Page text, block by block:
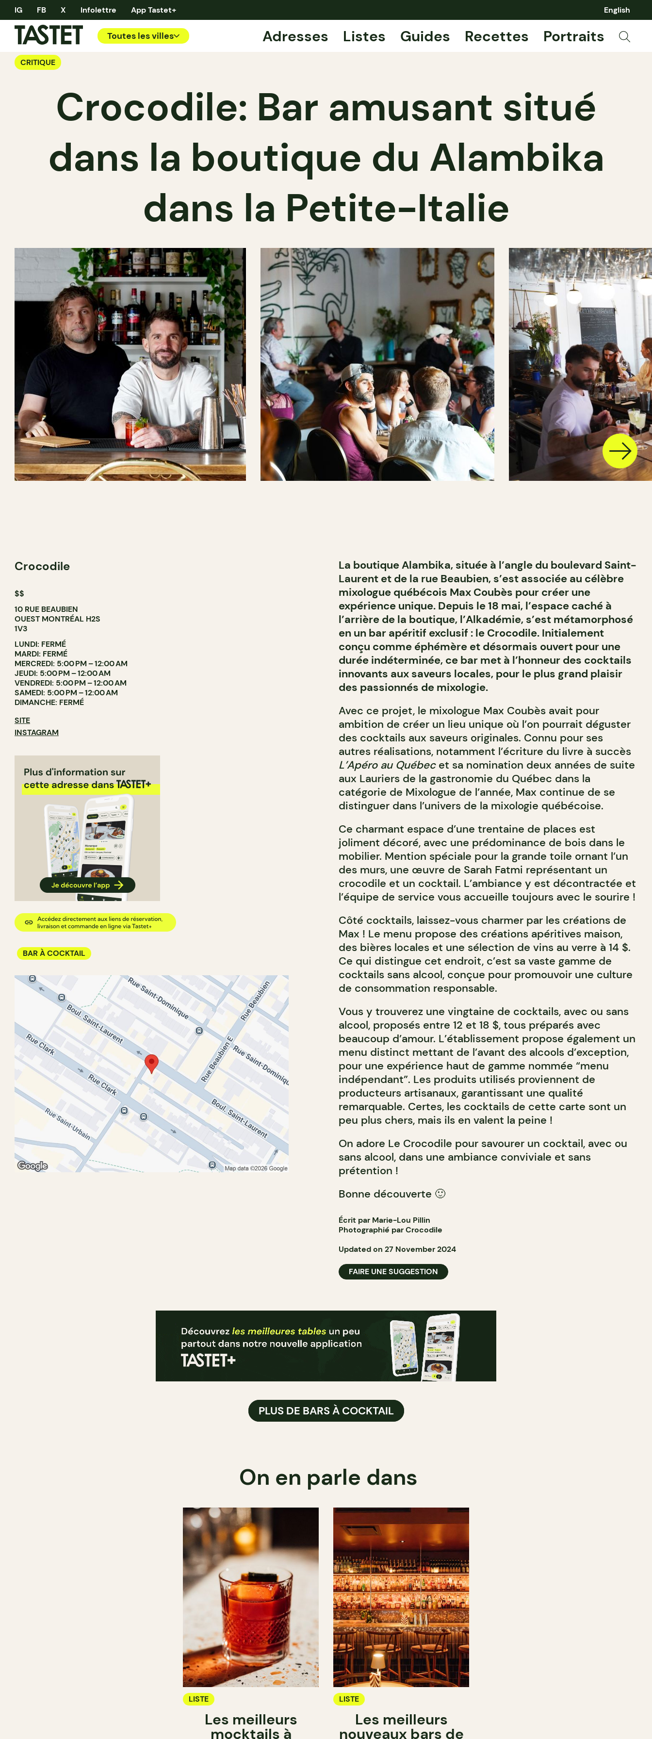
IG FB X Infolettre App Tastet+ English
Toutes les villes Adresses Listes Guides Recettes Portraits
CRITIQUE
Crocodile: Bar amusant situé
dans la boutique du Alambika
dans la Petite-Italie
Crocodile
$$
10 RUE BEAUBIEN
OUEST MONTRÉAL H2S
1V3
LUNDI: FERMÉ
MARDI: FERMÉ
MERCREDI: 5:00 PM – 12:00 AM
JEUDI: 5:00 PM – 12:00 AM
VENDREDI: 5:00 PM – 12:00 AM
SAMEDI: 5:00 PM – 12:00 AM
DIMANCHE: FERMÉ
SITE
INSTAGRAM
BAR À COCKTAIL
La boutique Alambika, située à l’angle du boulevard Saint-
Laurent et de la rue Beaubien, s’est associée au célèbre
mixologue québécois Max Coubès pour créer une
expérience unique. Depuis le 18 mai, l’espace caché à
l’arrière de la boutique, l’Alkadémie, s’est métamorphosé
en un bar apéritif exclusif : le Crocodile. Initialement
conçu comme éphémère et désormais ouvert pour une
durée indéterminée, ce bar met à l’honneur des cocktails
innovants aux saveurs locales, pour le plus grand plaisir
des passionnés de mixologie.
Avec ce projet, le mixologue Max Coubès avait pour
ambition de créer un lieu unique où l’on pourrait déguster
des cocktails aux saveurs originales. Connu pour ses
autres réalisations, notamment l’écriture du livre à succès
L’Apéro au Québecet sa nomination deux années de suite
aux Lauriers de la gastronomie du Québec dans la
catégorie de Mixologue de l’année, Max continue de se
distinguer dans l’univers de la mixologie québécoise.
Ce charmant espace d’une trentaine de places est
joliment décoré, avec une prédominance de bois dans le
mobilier. Mention spéciale pour la grande toile ornant l’un
des murs, une œuvre de Sarah Fatmi représentant un
crocodile et un cocktail. L’ambiance y est décontractée et
l’équipe de service vous accueille toujours avec le sourire !
Côté cocktails, laissez-vous charmer par les créations de
Max ! Le menu propose des créations apéritives maison,
des bières locales et une sélection de vins au verre à 14 $.
Ce qui distingue cet endroit, c’est sa vaste gamme de
cocktails sans alcool, conçue pour promouvoir une culture
de consommation responsable.
Vous y trouverez une vingtaine de cocktails, avec ou sans
alcool, proposés entre 12 et 18 $, tous préparés avec
beaucoup d’amour. L’établissement propose également un
menu distinct mettant de l’avant des alcools d’exception,
pour une expérience haut de gamme nommée “menu
indépendant”. Les produits utilisés proviennent de
producteurs artisanaux, garantissant une qualité
remarquable. Certes, les cocktails de cette carte sont un
peu plus chers, mais ils en valent la peine !
On adore Le Crocodile pour savourer un cocktail, avec ou
sans alcool, dans une ambiance conviviale et sans
prétention !
Bonne découverte 🙂
Écrit par Marie-Lou Pillin
Photographié par Crocodile
Updated on 27 November 2024
FAIRE UNE SUGGESTION
PLUS DE BARS À COCKTAIL
On en parle dans
LISTE
Les meilleurs
mocktails à
LISTE
Les meilleurs
nouveaux bars de